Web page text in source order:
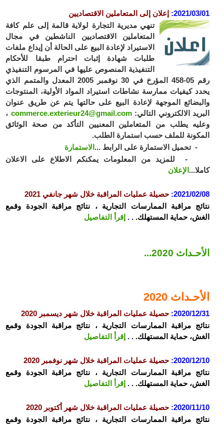
2021/
: إعلان إلى المتعاملين الاقتصاديين
تنهي مديرية التجارة لولاية قالمة إلى علم كافة
المتعاملين الاقتصاديين الناشطين في مجال
الاستيراد لإعادة البيع على الحالة أن إيداع ملفات
طلبات شهادة إثبات احترام طبقا للأحكام
التنفيذية المنصوص عليها في المرسوم التنفيذي
رقم 05-458 المؤرخ في 30 نوفمبر 2005 المعدل والمتمم الذي
كيفيات ممارسة نشاطات استيراد المواد الأولية، المنتوجات
الموجهة لإعادة البيع على حالتها يتم عن طريق عنوان
الالكتروني التالي:
commerce.exterieur24@gmail.com،
يطلب من المتعاملين المعنيين التأكد من صحة الوثائق
للملف حسب استمارة الطلب.
الاستمارة على الرابط ...الاستمارة
من المعلومات يمكنكم الاطلاع على الاعلان
الإعلان
2021/
:حصيلة عمليات المراقبة خلال شهر جانفي 2021
مراقبة الممارسات التجارية ، نتائج مراقبة الجودة وقمع
حماية المستهلك. ..إقرأ التفاصيل
2020...
2020
2020/
:حصيلة عمليات المراقبة خلال شهر ديسمبر 2020
مراقبة الممارسات التجارية ، نتائج مراقبة الجودة وقمع
حماية المستهلك. ..إقرأ التفاصيل
2020/
:حصيلة عمليات المراقبة خلال شهر نوفمبر 2020
مراقبة الممارسات التجارية ، نتائج مراقبة الجودة وقمع
حماية المستهلك. ..إقرأ التفاصيل
2020/
:حصيلة عمليات المراقبة خلال شهر أكتوبر 2020
مراقبة الممارسات التجارية ، نتائج مراقبة الجودة وقمع